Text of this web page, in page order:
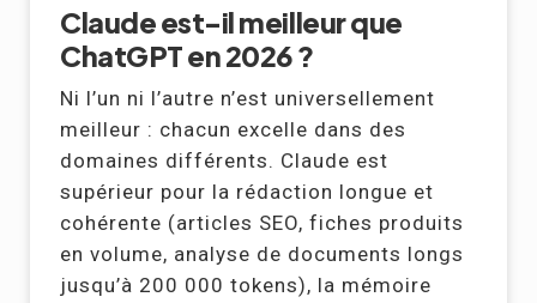
Claude est-il meilleur que
ChatGPT en 2026 ?
Ni l’un ni l’autre n’est universellement
meilleur : chacun excelle dans des
domaines différents. Claude est
supérieur pour la rédaction longue et
cohérente (articles SEO, fiches produits
en volume, analyse de documents longs
jusqu’à 200 000 tokens), la mémoire